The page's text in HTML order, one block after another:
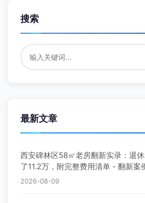
搜索
最新文章
西安碑林区58㎡老房翻新实录：退
了11.2万，附完整费用清单 - 翻新案
2026-08-09